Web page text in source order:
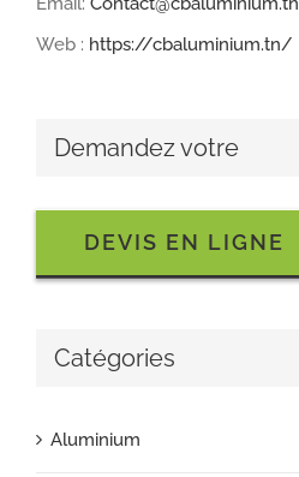
Web : https://cbaluminium.tn/
Demandez votre
DEVIS EN LIGNE
Catégories
Aluminium